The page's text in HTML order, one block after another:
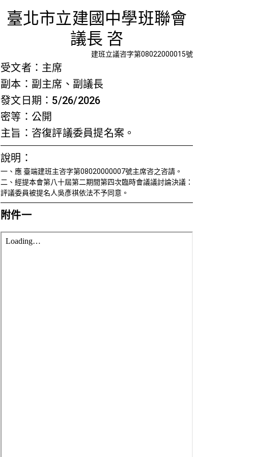
咨復評議
臺北市立建國中學班聯會
議長 咨
建班立議咨字第08022000015號
受文者：主席
副本：副主席、副議長
發文日期：5/26/2026
密等：公開
主旨：咨復評議委員提名案。
說明：
一、應 臺端建班主咨字第08020000007號主席咨之咨請。
二、經提本會第八十屆第二期間第四次臨時會議議討論決議：
評議委員被提名人吳彥祺依法不予同意。
附件一